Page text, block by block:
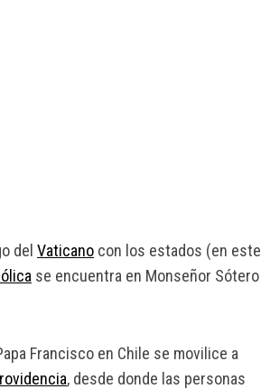
del Vaticano con los estados (en este
se encuentra en Monseñor Sótero
Francisco en Chile se movilice a
, desde donde las personas